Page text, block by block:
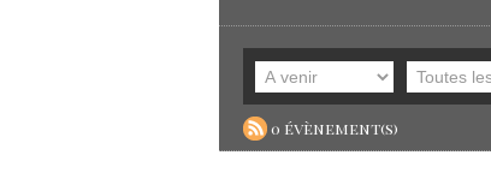
0 évènement(s)